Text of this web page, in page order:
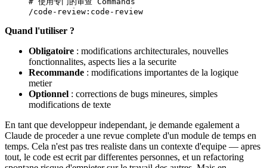
/code-review:code-review
Quand l'utiliser ?
Obligatoire : modifications architecturales, nouvelles
fonctionnalites, aspects lies a la securite
Recommande : modifications importantes de la logique
metier
Optionnel : corrections de bugs mineures, simples
modifications de texte
En tant que developpeur independant, je demande egalement a
Claude de proceder a une revue complete d'un module de temps en
temps. Cela n'est pas tres realiste dans un contexte d'equipe — apres
tout, le code est ecrit par differentes personnes, et un refactoring